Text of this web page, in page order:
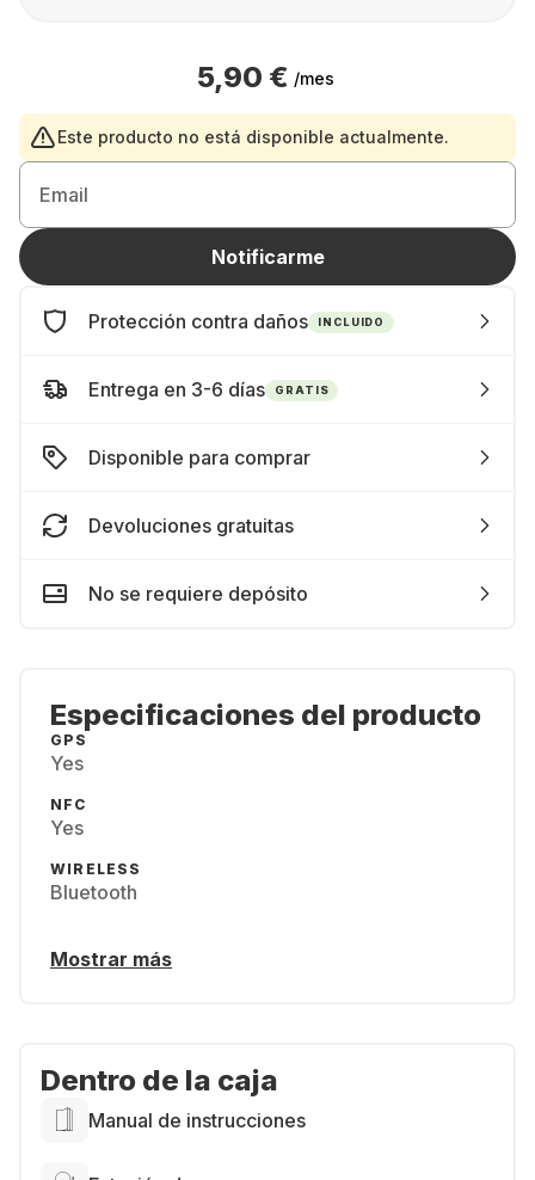
5,90 € /mes
Este producto no está disponible actualmente.
Email
Notificarme
Protección contra daños INCLUIDO
Entrega en 3-6 días GRATIS
Disponible para comprar
Devoluciones gratuitas
No se requiere depósito
Especificaciones del producto
GPS
Yes
NFC
Yes
WIRELESS
Bluetooth
Mostrar más
Dentro de la caja
Manual de instrucciones